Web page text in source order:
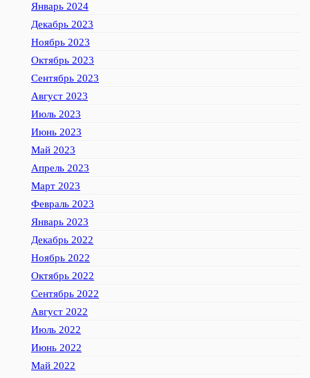
Январь 2024
Декабрь 2023
Ноябрь 2023
Октябрь 2023
Сентябрь 2023
Август 2023
Июль 2023
Июнь 2023
Май 2023
Апрель 2023
Март 2023
Февраль 2023
Январь 2023
Декабрь 2022
Ноябрь 2022
Октябрь 2022
Сентябрь 2022
Август 2022
Июль 2022
Июнь 2022
Май 2022